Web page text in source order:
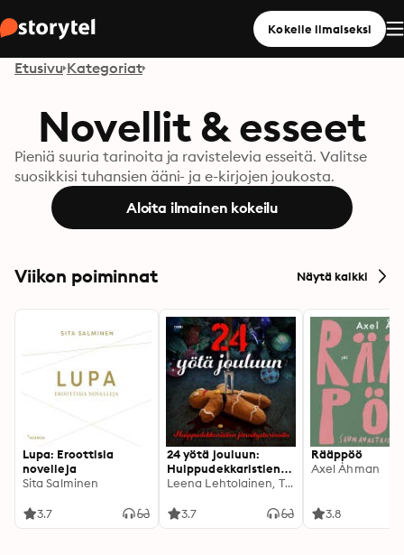
Kokeile ilmaiseksi
Etusivu Kategoriat
Novellit & esseet
Pieniä suuria tarinoita ja ravistelevia esseitä. Valitse
suosikkisi tuhansien ääni- ja e-kirjojen joukosta.
Aloita ilmainen kokeilu
Viikon poiminnat Näytä kaikki
Lupa: Eroottisia
novelleja
Sita Salminen
3.7
24 yötä jouluun:
Huippudekkaristien
jännitystarinoita
Leena Lehtolainen, Tapani Bagge, Max Manner, Jari Järvelä, Markku Ropponen, Vera Vala, Christian Rönnbacka, Matti Laine, Heikki Valkama, Saija Kuusela, JP Koskinen, Matti Remes, Pauliina Susi, Miina Supinen, Markus Ahonen, Arttu Tuominen, Marja Aarnipuro, Liina Putkonen, Tuire Malmstedt, Patricia G. Bertényi, Kale Puonti, Elina Backman, Joona Keskitalo, Lauri Kemppainen
3.7
Rääppöö
Axel Åhman
3.8